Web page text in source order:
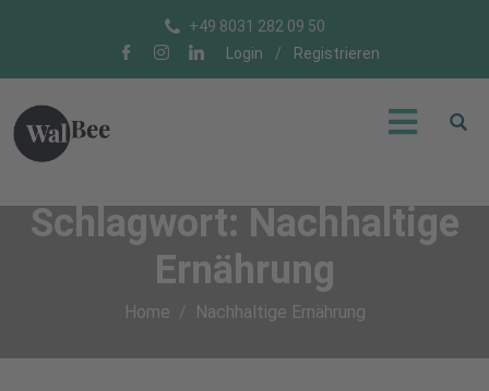
+49 8031 282 09 50
Login
/ Registrieren
Schlagwort: Nachhaltige
Ernährung
Home Nachhaltige Ernährung